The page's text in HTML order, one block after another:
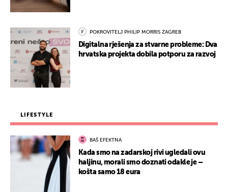
POKROVITELJ PHILIP MORRIS ZAGREB
Digitalna rješenja za stvarne probleme: Dva
hrvatska projekta dobila potporu za razvoj
LIFESTYLE
BAŠ EFEKTNA
Kada smo na zadarskoj rivi ugledali ovu
haljinu, morali smo doznati odakle je –
košta samo 18 eura